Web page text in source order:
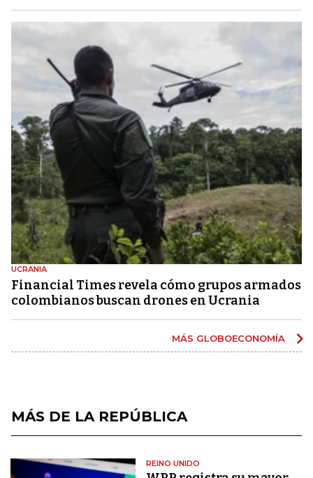
UCRANIA
Financial Times revela cómo grupos armados
colombianos buscan drones en Ucrania
MÁS GLOBOECONOMÍA
MÁS DE LA REPÚBLICA
REINO UNIDO